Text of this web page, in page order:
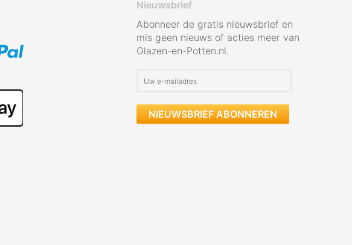
Nieuwsbrief
Abonneer de gratis nieuwsbrief en
mis geen nieuws of acties meer van
Glazen-en-Potten.nl.
NIEUWSBRIEF ABONNEREN